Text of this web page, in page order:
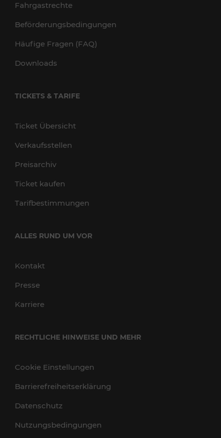
Fahrgastrechte
Beförderungsbedingungen
Häufige Fragen (FAQ)
Downloads
TICKETS & TARIFE
Ticket Übersicht
Verkaufsstellen
Preisarchiv
Ticket kaufen
Tarifbestimmungen
ALLES RUND UM VOR
Kontakt
Presse
Karriere
RECHTLICHE HINWEISE UND MEHR
Cookie Einstellungen
Barrierefreiheitserklärung
Datenschutz
Nutzungsbedingungen